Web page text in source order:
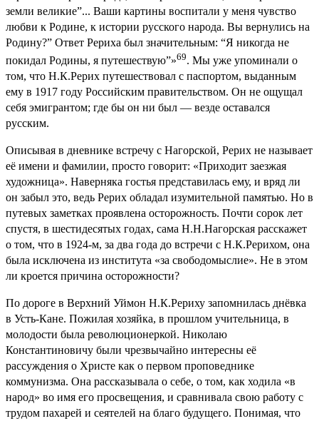
земли великие”... Ваши картины воспитали у меня чувство
любви к Родине, к истории русского народа. Вы вернулись на
Родину?” Ответ Рериха был значительным: “Я никогда не
покидал Родины, я путешествую”»69. Мы уже упоминали о
том, что Н.К.Рерих путешествовал с паспортом, выданным
ему в 1917 году Российским правительством. Он не ощущал
себя эмигрантом; где бы он ни был — везде оставался
русским.
Описывая в дневнике встречу с Нагорской, Рерих не называет
её имени и фамилии, просто говорит: «Приходит заезжая
художница». Наверняка гостья представилась ему, и вряд ли
он забыл это, ведь Рерих обладал изумительной памятью. Но в
путевых заметках проявлена осторожность. Почти сорок лет
спустя, в шестидесятых годах, сама Н.Н.Нагорская расскажет
о том, что в 1924-м, за два года до встречи с Н.К.Рерихом, она
была исключена из института «за свободомыслие». Не в этом
ли кроется причина осторожности?
По дороге в Верхний Уймон Н.К.Рериху запомнилась днёвка
в Усть-Кане. Пожилая хозяйка, в прошлом учительница, в
молодости была революционеркой. Николаю
Константиновичу были чрезвычайно интересны её
рассуждения о Христе как о первом проповеднике
коммунизма. Она рассказывала о себе, о том, как ходила «в
народ» во имя его просвещения, и сравнивала свою работу с
трудом пахарей и сеятелей на благо будущего. Понимая, что